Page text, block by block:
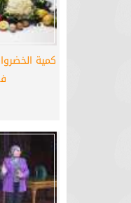
كمية